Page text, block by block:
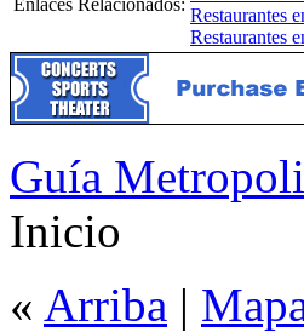
Restaurantes
Restaurantes
Guía
Inicio
« Arriba |